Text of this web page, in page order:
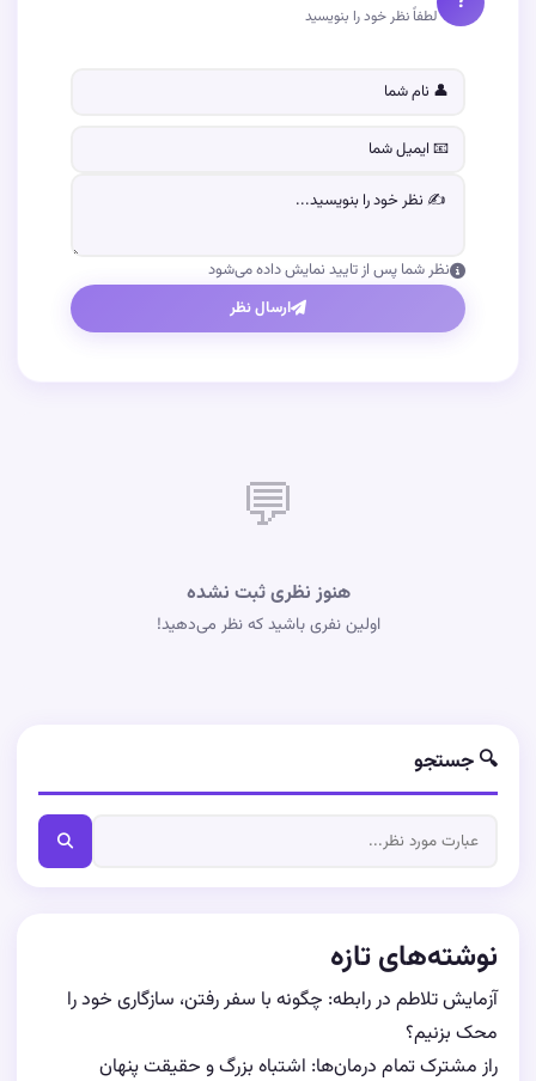
لطفاً نظر خود را بنویسید
نظر شما پس از تایید نمایش داده می‌شود
ارسال نظر
💬
هنوز نظری ثبت نشده
اولین نفری باشید که نظر می‌دهید!
🔍 جستجو
نوشته‌های تازه
آزمایش تلاطم در رابطه: چگونه با سفر رفتن، سازگاری خود را
محک بزنیم؟
راز مشترک تمام درمان‌ها: اشتباه بزرگ و حقیقت پنهان